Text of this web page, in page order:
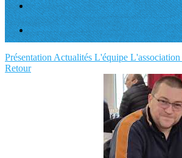
Présentation Actualités L'équipe L'association
Retour